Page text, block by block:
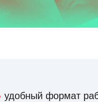
удобный формат